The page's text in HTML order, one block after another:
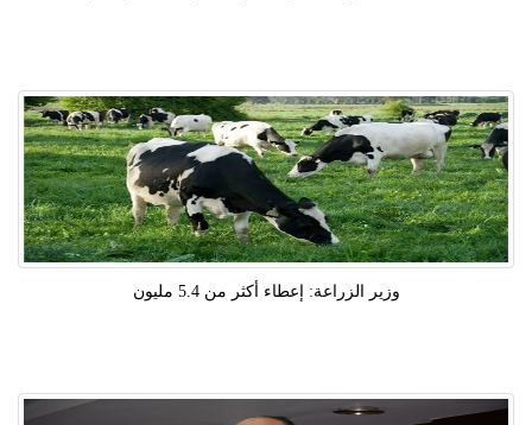
وزير الزراعة: إعطاء أكثر من 5.4 مليون